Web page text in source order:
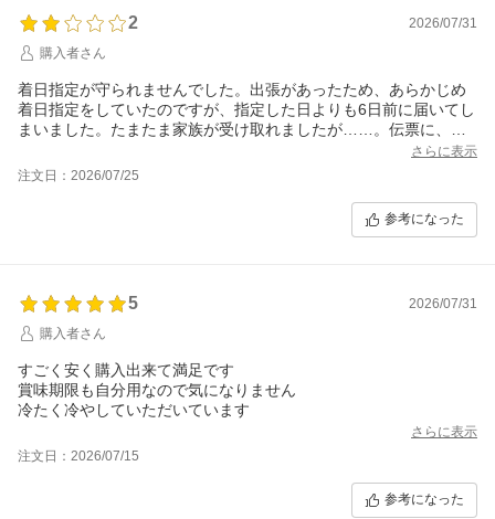
2
2026/07/31
購入者さん
着日指定が守られませんでした。出張があったため、あらかじめ
着日指定をしていたのですが、指定した日よりも6日前に届いてし
まいました。たまたま家族が受け取れましたが……。伝票に、着
日についての記載がなかったので、最初から着日指定せず発送さ
れたものと思います。購入履歴は、確実に着日指定されていまし
さらに表示
注文日：2026/07/25
参考になった
5
2026/07/31
購入者さん
すごく安く購入出来て満足です
賞味期限も自分用なので気になりません
冷たく冷やしていただいています
さらに表示
注文日：2026/07/15
参考になった